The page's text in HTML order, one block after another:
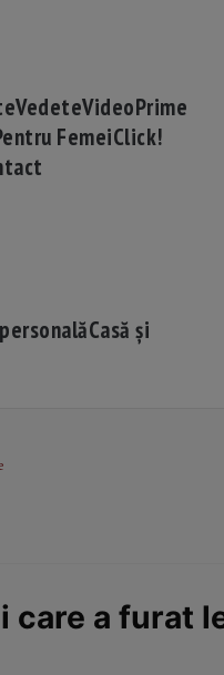
VedeteVideoPrime
FemeiClick!
Casă și
care a furat